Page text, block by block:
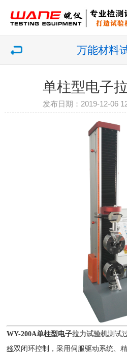
万能材料
单柱型电子
发布日期：2019-12-06
WY-200A单柱型电子拉力试验机测试
移双闭环控制，采用伺服驱动系统、